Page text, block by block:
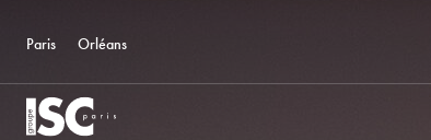
Paris Orléans